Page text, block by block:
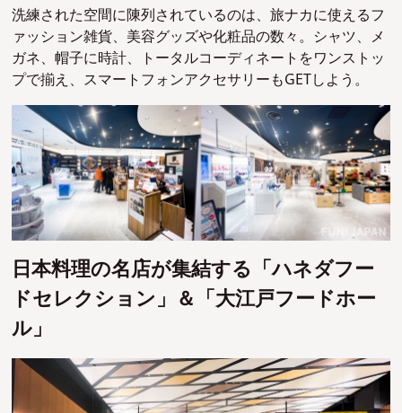
洗練された空間に陳列されているのは、旅ナカに使えるフ
ァッション雑貨、美容グッズや化粧品の数々。 シャツ、メ
ガネ、帽子に時計、トータルコーディネートをワンストッ
プで揃え、スマートフォンアクセサリーもGETしよう。
日本料理の名店が集結する「ハネダフー
ドセレクション」＆「大江戸フードホー
ル」